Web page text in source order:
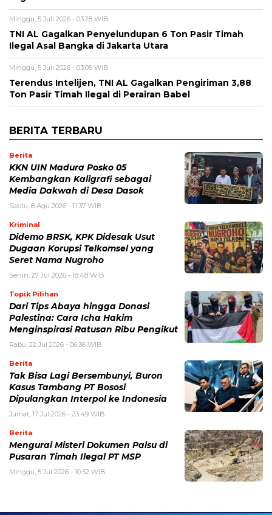
Minggu, 5 Juli 2026 - 03:28 WIB
TNI AL Gagalkan Penyelundupan 6 Ton Pasir Timah
Ilegal Asal Bangka di Jakarta Utara
Minggu, 5 Juli 2026 - 03:05 WIB
Terendus Intelijen, TNI AL Gagalkan Pengiriman 3,88
Ton Pasir Timah Ilegal di Perairan Babel
BERITA TERBARU
Berita
KKN UIN Madura Posko 05
Kembangkan Kaligrafi sebagai
Media Dakwah di Desa Dasok
Sabtu, 8 Agu 2026 - 11:37 WIB
Kriminal
Didemo BRSK, KPK Didesak Usut
Dugaan Korupsi Telkomsel yang
Seret Nama Nugroho
Senin, 27 Jul 2026 - 18:48 WIB
Topik Pilihan
Dari Tips Abaya hingga Donasi
Palestina: Cara Icha Hakim
Menginspirasi Ratusan Ribu Pengikut
Rabu, 22 Jul 2026 - 06:36 WIB
Berita
Tak Bisa Lagi Bersembunyi, Buron
Kasus Tambang PT Bososi
Dipulangkan Interpol ke Indonesia
Jumat, 17 Jul 2026 - 23:49 WIB
Berita
Mengurai Misteri Dokumen Palsu di
Pusaran Timah Ilegal PT MSP
Minggu, 5 Jul 2026 - 10:52 WIB